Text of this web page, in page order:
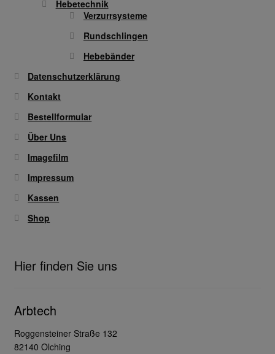
Hebetechnik
Verzurrsysteme
Rundschlingen
Hebebänder
Datenschutzerklärung
Kontakt
Bestellformular
Über Uns
Imagefilm
Impressum
Kassen
Shop
Hier finden Sie uns
Arbtech
Roggensteiner Straße 132
82140 Olching